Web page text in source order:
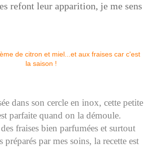
refont leur apparition, je me sens
dans son cercle en inox, cette petite
parfaite quand on la démoule.
fraises bien parfumées et surtout
préparés par mes soins, la recette est